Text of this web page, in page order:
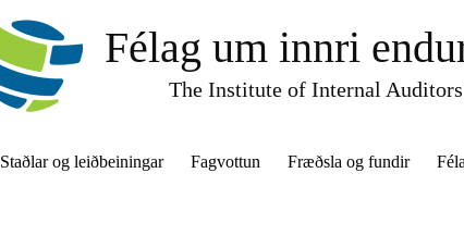
Félag um innri
The Institute of Internal
Staðlar og leiðbeiningar Fagvottun Fræðsla og fundir